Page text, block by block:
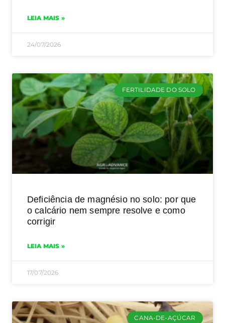
LEIA MAIS »
24/07/2026
FERTILIDADE DO SOLO
Deficiência de magnésio no solo: por que
o calcário nem sempre resolve e como
corrigir
LEIA MAIS »
17/07/2026
CANA-DE-AÇÚCAR